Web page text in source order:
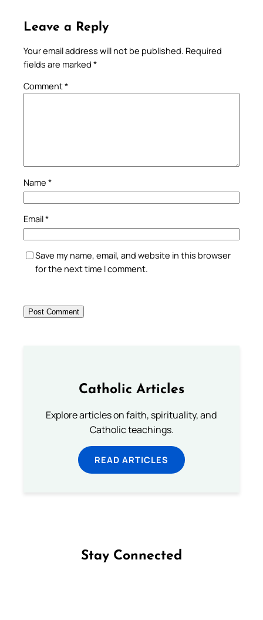
Leave a Reply
Your email address will not be published. Required
fields are marked *
Comment*
Name *
Email*
Save my name, email, and website in this browser
for the next time I comment.
Catholic Articles
Explore articles on faith, spirituality, and
Catholic teachings.
READ ARTICLES
Stay Connected